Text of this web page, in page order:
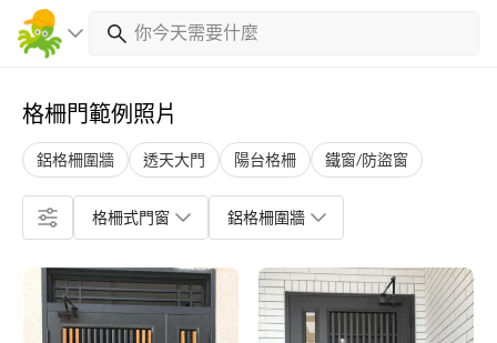
格柵門範例照片
鋁格柵圍牆 透天大門 陽台格柵 鐵窗/防盜窗
格柵式門窗 鋁格柵圍牆